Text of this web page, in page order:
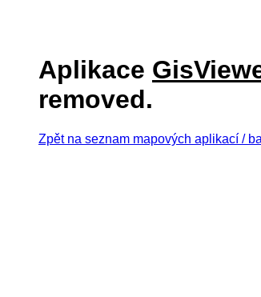
Aplikace
removed.
Zpět na seznam mapových aplikací /